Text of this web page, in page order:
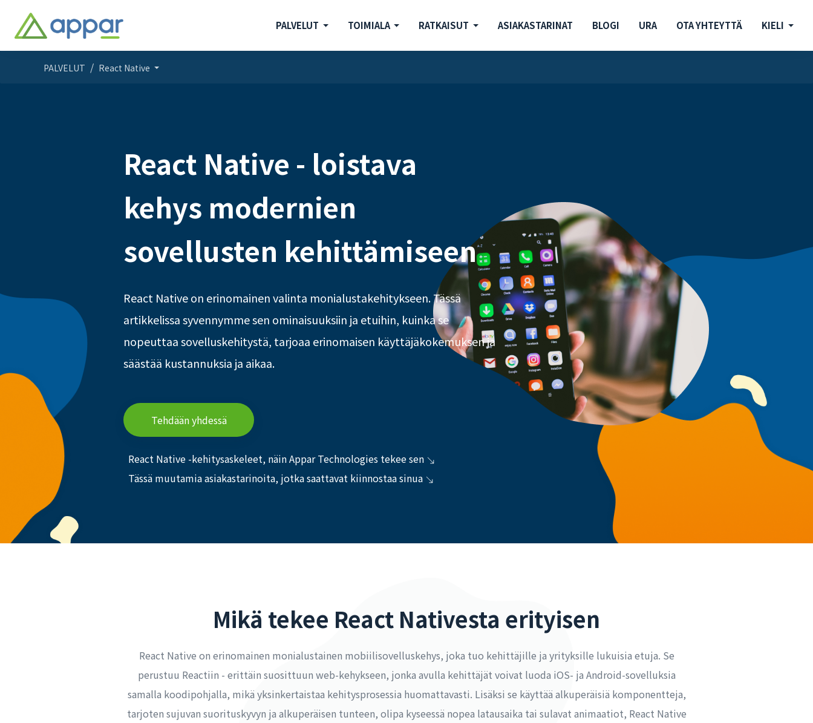
PALVELUT TOIMIALA RATKAISUT ASIAKASTARINAT BLOGI URA OTA YHTEYTTÄ KIELI
PALVELUT React Native
React Native - loistava
kehys modernien
sovellusten kehittämiseen
React Native on erinomainen valinta monialustakehitykseen. Tässä
artikkelissa syvennymme sen ominaisuuksiin ja etuihin, kuinka se
nopeuttaa sovelluskehitystä, tarjoaa erinomaisen käyttäjäkokemuksen ja
säästää kustannuksia ja aikaa.
Tehdään yhdessä
React Native -kehitysaskeleet, näin Appar Technologies tekee sen
Tässä muutamia asiakastarinoita, jotka saattavat kiinnostaa sinua
Mikä tekee React Nativesta erityisen
React Native on erinomainen monialustainen mobiilisovelluskehys, joka tuo kehittäjille ja yrityksille lukuisia etuja. Se
perustuu Reactiin - erittäin suosittuun web-kehykseen, jonka avulla kehittäjät voivat luoda iOS- ja Android-sovelluksia
samalla koodipohjalla, mikä yksinkertaistaa kehitysprosessia huomattavasti. Lisäksi se käyttää alkuperäisiä komponentteja,
tarjoten sujuvan suorituskyvyn ja alkuperäisen tunteen, olipa kyseessä nopea latausaika tai sulavat animaatiot, React Native